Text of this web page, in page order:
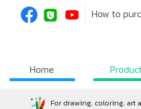
How to
Home
For drawing, coloring, art